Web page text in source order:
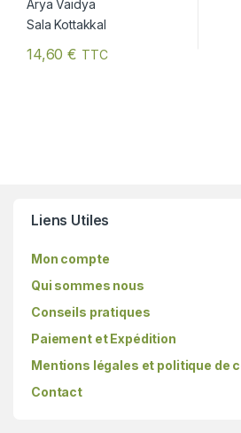
14,60€ TTC
Liens Utiles
Mon compte
Qui sommes nous
Conseils pratiques
Paiement et Expédition
Mentions légales et politique de
Contact